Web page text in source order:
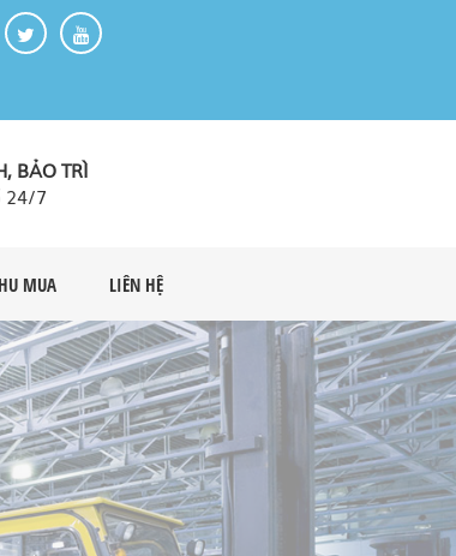
BẢO TRÌ
24/7
MUA LIÊN HỆ